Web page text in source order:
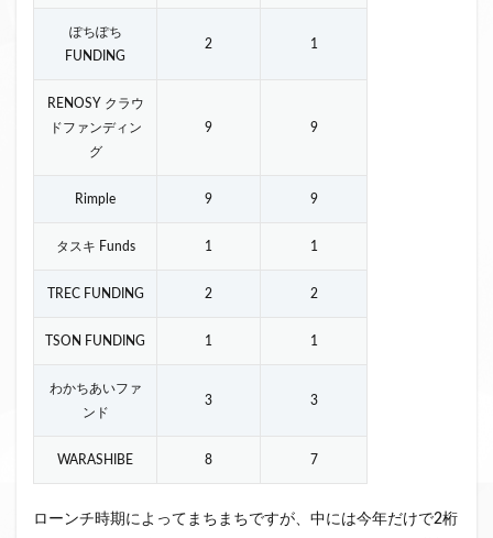
ぽちぽち
FUNDING
2 1
RENOSY クラウ
ドファンディン
グ
9 9
Rimple 9 9
タスキ Funds 1 1
TREC FUNDING 2 2
TSON FUNDING 1 1
わかちあいファ
ンド
3 3
WARASHIBE 8 7
ローンチ時期によってまちまちですが、中には今年だけで2桁